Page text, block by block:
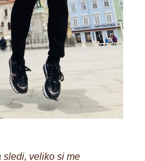
sledi, veliko si me